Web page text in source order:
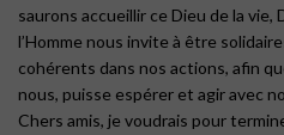
saurons accueillir ce Dieu de la vie,
l’Homme nous invite à être
cohérents dans nos actions, afin
nous, puisse espérer et agir avec
Chers amis, je voudrais pour